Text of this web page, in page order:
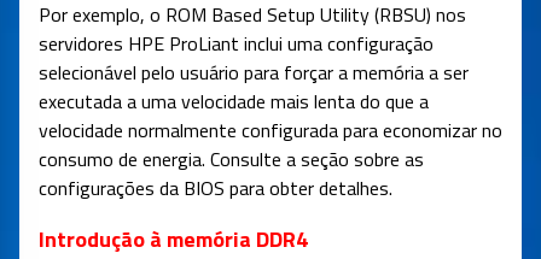
Por exemplo, o ROM Based Setup Utility (RBSU) nos
servidores HPE ProLiant inclui uma configuração
selecionável pelo usuário para forçar a memória a ser
executada a uma velocidade mais lenta do que a
velocidade normalmente configurada para economizar no
consumo de energia. Consulte a seção sobre as
configurações da BIOS para obter detalhes.
Introdução à memória DDR4